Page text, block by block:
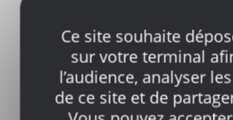
Béton Prêt à
Ce site souhaite
sur votre terminal
l’audience, analyser
de ce site et de